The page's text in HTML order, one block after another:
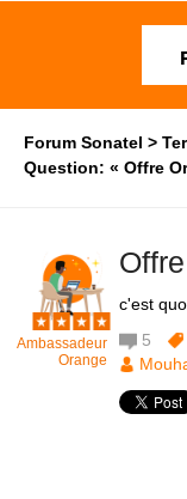
Forum Sonatel
Question: « Offre
c'est
Ambassadeur
Orange
5